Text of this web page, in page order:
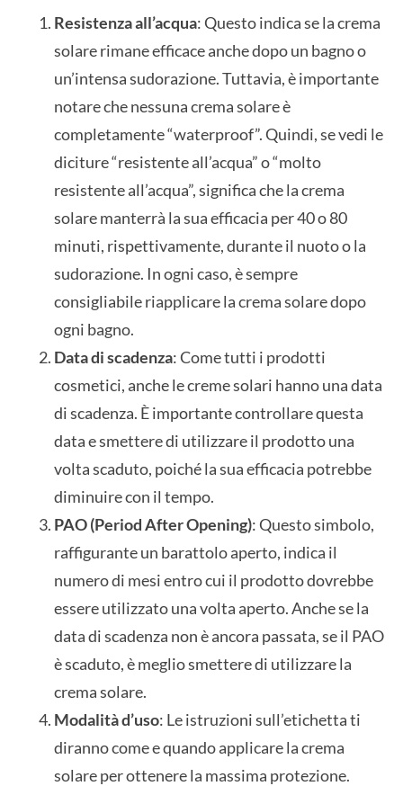
Resistenza all’acqua: Questo indica se la crema
solare rimane efficace anche dopo un bagno o
un’intensa sudorazione. Tuttavia, è importante
notare che nessuna crema solare è
completamente “waterproof”. Quindi, se vedi le
diciture “resistente all’acqua” o “molto
resistente all’acqua”, significa che la crema
solare manterrà la sua efficacia per 40 o 80
minuti, rispettivamente, durante il nuoto o la
sudorazione. In ogni caso, è sempre
consigliabile riapplicare la crema solare dopo
ogni bagno.
Data di scadenza: Come tutti i prodotti
cosmetici, anche le creme solari hanno una data
di scadenza. È importante controllare questa
data e smettere di utilizzare il prodotto una
volta scaduto, poiché la sua efficacia potrebbe
diminuire con il tempo.
PAO (Period After Opening): Questo simbolo,
raffigurante un barattolo aperto, indica il
numero di mesi entro cui il prodotto dovrebbe
essere utilizzato una volta aperto. Anche se la
data di scadenza non è ancora passata, se il PAO
è scaduto, è meglio smettere di utilizzare la
crema solare.
Modalità d’uso: Le istruzioni sull’etichetta ti
diranno come e quando applicare la crema
solare per ottenere la massima protezione.